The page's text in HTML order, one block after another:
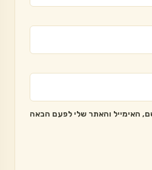
האימייל והאתר שלי לפעם הבאה